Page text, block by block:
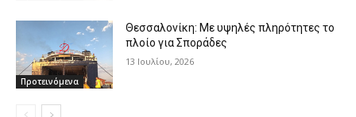
Προτεινόμενα
Θεσσαλονίκη: Με υψηλές πληρότητες το
πλοίο για Σποράδες
13 Ιουλίου, 2026